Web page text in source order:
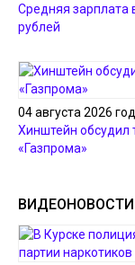
Средняя зарплата
рублей
04 августа 2026
Хинштейн обсудил
«Газпрома»
ВИДЕОНОВОСТИ